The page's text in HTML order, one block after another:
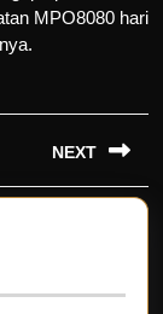
MPO8080 hari
NEXT